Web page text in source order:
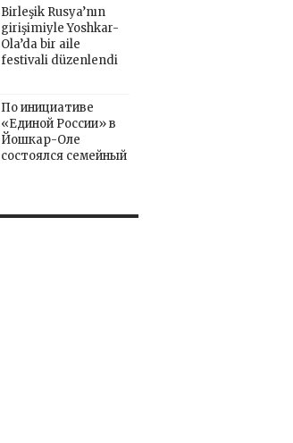
Birleşik Rusya’nın
girişimiyle Yoshkar-
Ola’da bir aile
festivali düzenlendi
По инициативе
«Единой России» в
Йошкар-Оле
состоялся семейный